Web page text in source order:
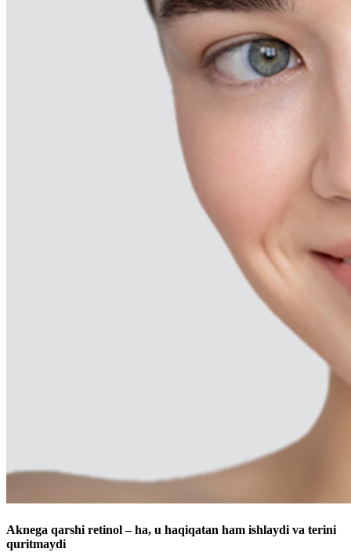
Aknega qarshi retinol – ha, u haqiqatan ham ishlaydi va terini
quritmaydi